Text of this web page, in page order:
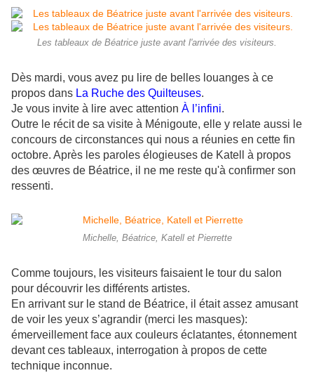
Les tableaux de Béatrice juste avant l'arrivée des visiteurs.
Dès mardi, vous avez pu lire de belles louanges à ce
propos dans La Ruche des Quilteuses.
Je vous invite à lire avec attention À l’infini.
Outre le récit de sa visite à Ménigoute, elle y relate aussi le
concours de circonstances qui nous a réunies en cette fin
octobre. Après les paroles élogieuses de Katell à propos
des œuvres de Béatrice, il ne me reste qu'à confirmer son
ressenti.
Michelle, Béatrice, Katell et Pierrette
Comme toujours, les visiteurs faisaient le tour du salon
pour découvrir les différents artistes.
En arrivant sur le stand de Béatrice, il était assez amusant
de voir les yeux s’agrandir (merci les masques):
émerveillement face aux couleurs éclatantes, étonnement
devant ces tableaux, interrogation à propos de cette
technique inconnue.